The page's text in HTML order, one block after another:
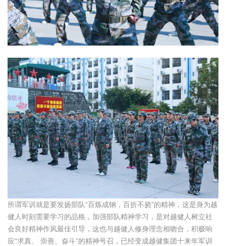
所谓军训就是要发扬部队“百炼成钢，百折不挠”的精神，这是身为越
健人时刻需要学习的品格，加强部队精神学习，是对越健人树立社
会良好精神作风最佳引导，这也与越健人修身理念相吻合，积极响
应“求真、 崇善、奋斗”的精神号召，已经变成越健集团十来年军训